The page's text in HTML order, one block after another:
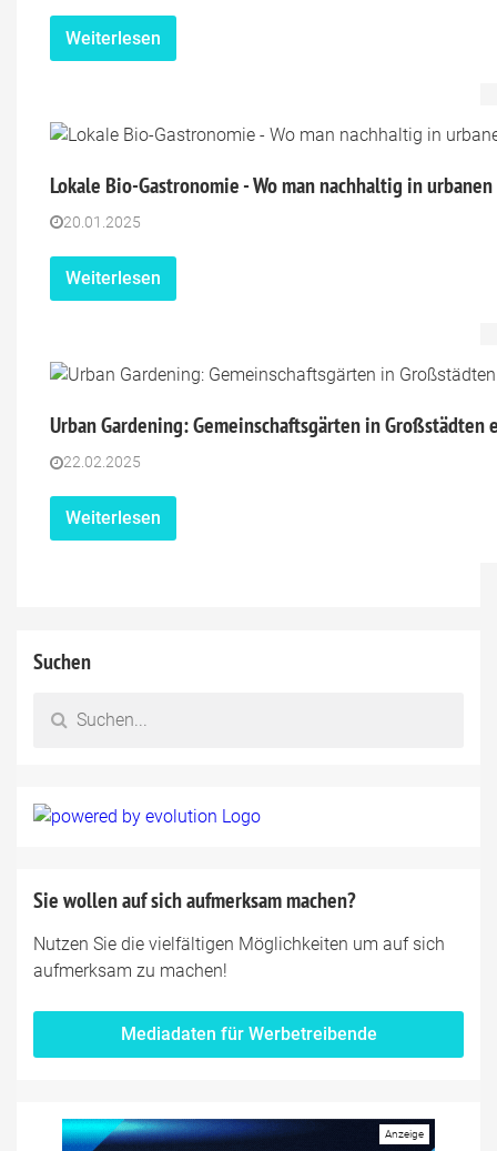
Weiterlesen
Lokale Bio-Gastronomie - Wo man nachhaltig in
20.01.2025
Weiterlesen
Urban Gardening: Gemeinschaftsgärten in Großstädten
22.02.2025
Weiterlesen
Suchen
Sie wollen auf sich aufmerksam machen?
Nutzen Sie die vielfältigen Möglichkeiten um auf sich
aufmerksam zu machen!
Mediadaten für Werbetreibende